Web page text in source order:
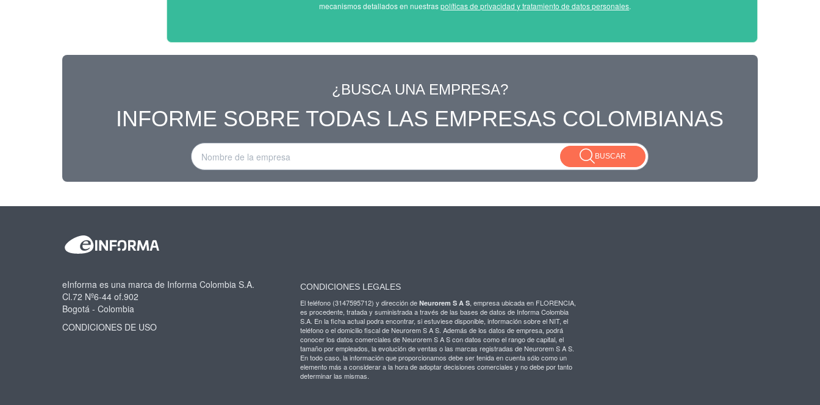
mecanismos detallados en nuestraspolíticas de privacidad y tratamiento de datos personales.
¿BUSCA UNA EMPRESA?
INFORME SOBRE TODAS LAS EMPRESAS COLOMBIANAS
BUSCAR
eInforma es una marca de Informa Colombia S.A.
Cl.72 Nº6-44 of.902
Bogotá - Colombia
CONDICIONES DE USO
CONDICIONES LEGALES
El teléfono (3147595712) y dirección de Neurorem S A S , empresa ubicada en FLORENCIA,
es procedente, tratada y suministrada a través de las bases de datos de Informa Colombia
S.A. En la ficha actual podra encontrar, si estuviese disponible, información sobre el NIT, el
teléfono o el domicilio fiscal de Neurorem S A S. Además de los datos de empresa, podrá
conocer los datos comerciales de Neurorem S A S con datos como el rango de capital, el
tamaño por empleados, la evolución de ventas o las marcas registradas de Neurorem S A S.
En todo caso, la información que proporcionamos debe ser tenida en cuenta sólo como un
elemento más a considerar a la hora de adoptar decisiones comerciales y no debe por tanto
determinar las mismas.